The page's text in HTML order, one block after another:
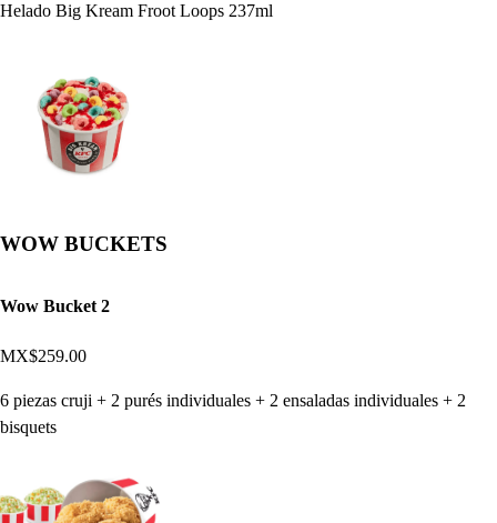
Helado Big Kream Froot Loops 237ml
WOW BUCKETS
Wow Bucket 2
MX$259.00
6 piezas cruji + 2 purés individuales + 2 ensaladas individuales + 2
bisquets